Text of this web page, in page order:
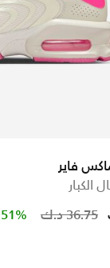
فاير
الكبار
36.75 د.ك 51% خصم